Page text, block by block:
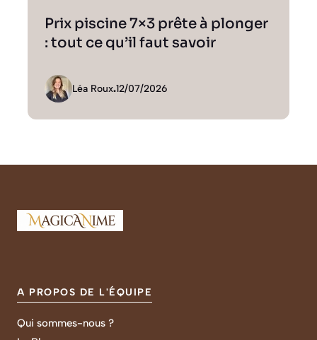
Prix piscine 7×3 prête à plonger
: tout ce qu’il faut savoir
Léa Roux.12/07/2026
A PROPOS DE L'ÉQUIPE
Qui sommes-nous ?